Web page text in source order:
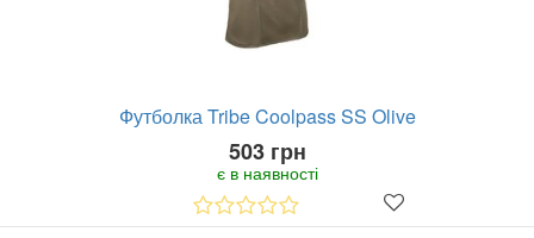
Футболка Tribe Coolpass SS Olive
503 грн
є в наявності